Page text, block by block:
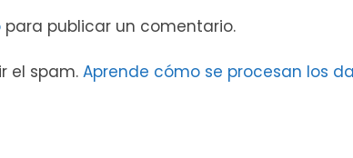
para publicar un comentario.
el spam. Aprende cómo se procesan los